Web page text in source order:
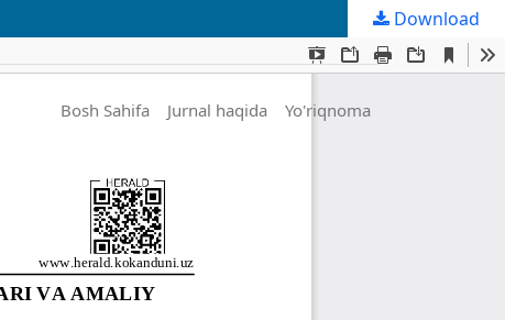
Download
Bosh Sahifa Jurnal haqida Yo'riqnoma